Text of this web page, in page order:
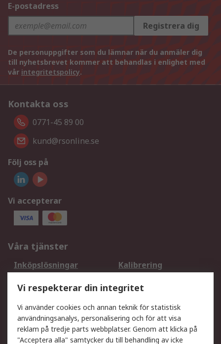
E-postadress
Registrera dig
De personuppgifter som du lämnar när du anmäler dig
till nyhetsbrevet kommer att behandlas i enlighet med
vår integritetspolicy.
Kontakta oss
0771-45 89 00
kund@rsonline.se
Följ oss på
Vi accepterar
Våra tjänster
Inköpslösningar
Kalibrering
DesignSpark
Teknisk Support
Ditt lokala säljteam
Exportlösningar
Support
Vi respekterar din integritet
Vi använder cookies och annan teknik för statistisk
användningsanalys, personalisering och för att visa
reklam på tredje parts webbplatser. Genom att klicka på
"Acceptera alla" samtycker du till behandling av icke